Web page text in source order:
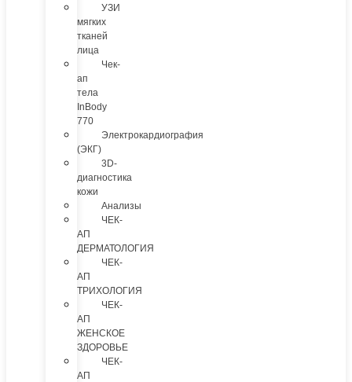
УЗИ
мягких
тканей
лица
Чек-
ап
тела
InBody
770
Электрокардиография
(ЭКГ)
3D-
диагностика
кожи
Анализы
ЧЕК-
АП
ДЕРМАТОЛОГИЯ
ЧЕК-
АП
ТРИХОЛОГИЯ
ЧЕК-
АП
ЖЕНСКОЕ
ЗДОРОВЬЕ
ЧЕК-
АП